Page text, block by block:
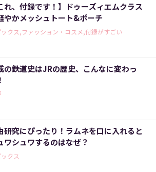
れ、付録です！】ドゥーズィエムクラス
やかメッシュトート&ポーチ
ックス,ファッション・コスメ,付録がすごい
の鉄道史はJRの歴史、こんなに変わっ
研究にぴったり！ラムネを口に入れると
ワシュワするのはなぜ？
ックス